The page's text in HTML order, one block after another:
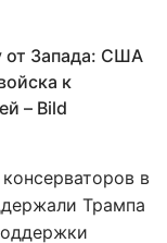
от Запада: США
к
– Bild
в
Трампа